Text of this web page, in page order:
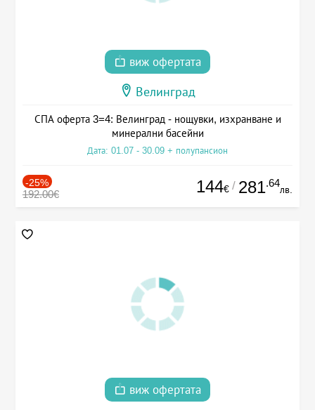
виж офертата
Велинград
СПА оферта 3=4: Велинград - нощувки, изхранване и
минерални басейни
Дата: 01.07 - 30.09 + полупансион
-25%
192.00€ 144€ / 281.64
лв.
виж офертата